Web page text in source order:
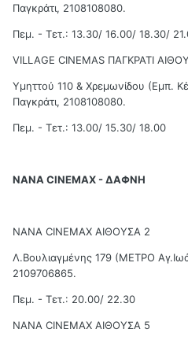
Παγκράτι, 2108108080.
Πεμ. - Τετ.: 13.30/ 16.00/ 18.30/
VILLAGE CINEMAS ΠΑΓΚΡΑΤΙ
Υμηττού 110 & Χρεμωνίδου (Εμπ.
Παγκράτι, 2108108080.
Πεμ. - Τετ.: 13.00/ 15.30/ 18.00
NANA CINEMAX - ΔΑΦΝΗ
ΝΑΝΑ CINEMAX ΑΙΘΟΥΣΑ 2
Λ.Βουλιαγμένης 179 (ΜΕΤΡΟ
2109706865.
Πεμ. - Τετ.: 20.00/ 22.30
ΝΑΝΑ CINEMAX ΑΙΘΟΥΣΑ 5